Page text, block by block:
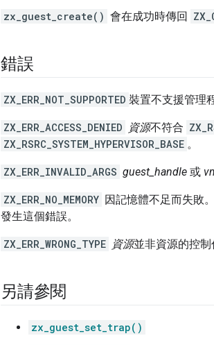
zx_guest_create() 會在成功時傳回
錯誤
ZX_ERR_NOT_SUPPORTED 裝置不支援管理
ZX_ERR_ACCESS_DENIED 資源不符合
ZX_RSRC_SYSTEM_HYPERVISOR_BASE 。
ZX_ERR_INVALID_ARGS guest_handle 或
ZX_ERR_NO_MEMORY 因記憶體不足而失敗
發生這個錯誤。
ZX_ERR_WRONG_TYPE 資源並非資源的控制
另請參閱
zx_guest_set_trap()